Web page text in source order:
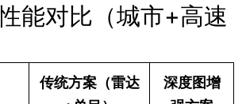
能对比（城市+高速
传统方案（雷达
深度图增